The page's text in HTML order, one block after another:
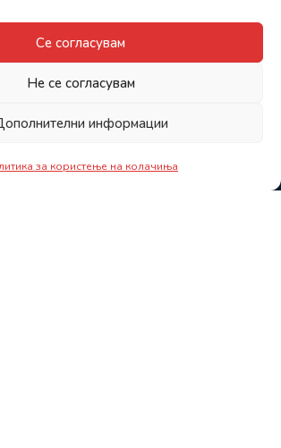
Се согласувам
Не се согласувам
информации
за користење на колачиња